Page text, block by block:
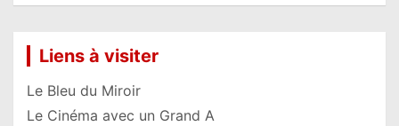
Liens à visiter
Le Bleu du Miroir
Le Cinéma avec un Grand A